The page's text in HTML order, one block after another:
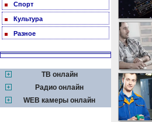
Спорт
Культура
Разное
ТВ онлайн
Радио онлайн
WEB камеры онлайн